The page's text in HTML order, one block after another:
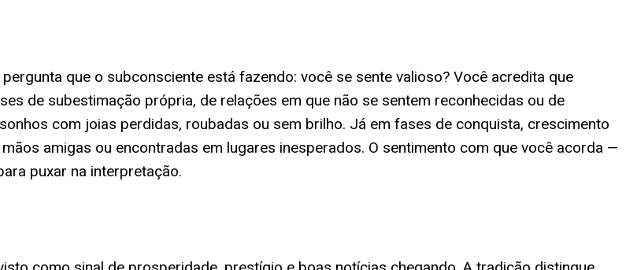
que o subconsciente está fazendo: você se sente valioso? Você acredita que
de subestimação própria, de relações em que não se sentem reconhecidas ou de
com joias perdidas, roubadas ou sem brilho. Já em fases de conquista, crescimento
amigas ou encontradas em lugares inesperados. O sentimento com que você acorda —
puxar na interpretação.